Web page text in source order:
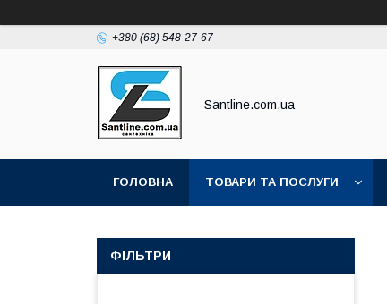
+380 (68) 548-27-67
Santline.com.ua
ГОЛОВНА ТОВАРИ ТА ПОСЛУГИ
ФІЛЬТРИ